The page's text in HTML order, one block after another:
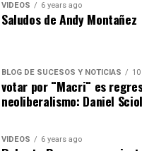
VIDEOS 6 years ago
Saludos de Andy Montañez
BLOG DE SUCESOS Y NOTICIAS
votar por ¨Macri¨ es
neoliberalismo: Daniel
VIDEOS 6 years ago